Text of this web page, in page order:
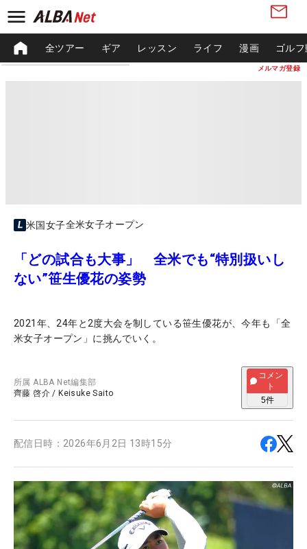
メルマガ登録
全ツアー ギア レッスン ライフ 漫画 ゴル
米国女子全米女子オープン
「どの試合も大事」 全米でも“特別扱いし
ない”笹生優花の姿勢
2021年、24年と2度大会を制している笹生優花が、今年も「全
米女子オープン」に挑んでいく。
所属ALBA Net編集部
齊藤 啓介 / Keisuke Saito
コメン
ト
5件
配信日時： 2026年6月2日 13時15分